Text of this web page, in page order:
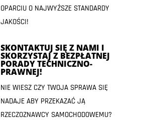
OPARCIU O NAJWYŻSZE STANDARDY
JAKOŚCI!
SKONTAKTUJ SIĘ Z NAMI I
SKORZYSTAJ Z BEZPŁATNEJ
PORADY TECHNICZNO-
PRAWNEJ!
NIE WIESZ CZY TWOJA SPRAWA SIĘ
NADAJE ABY PRZEKAZAĆ JĄ
RZECZOZNAWCY SAMOCHODOWEMU?